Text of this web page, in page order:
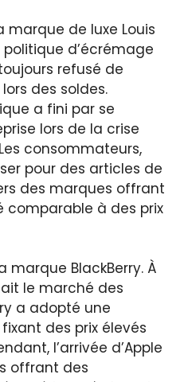
marque de luxe Louis
d’écrémage
refusé de
des soldes.
a fini par se
lors de la crise
consommateurs,
pour des articles de
des marques offrant
comparable à des prix
marque BlackBerry. À
le marché des
a adopté une
des prix élevés
l’arrivée d’Apple
offrant des